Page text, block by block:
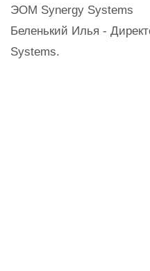
ЭОМ Synergy Systems
Беленький Илья -
Systems.